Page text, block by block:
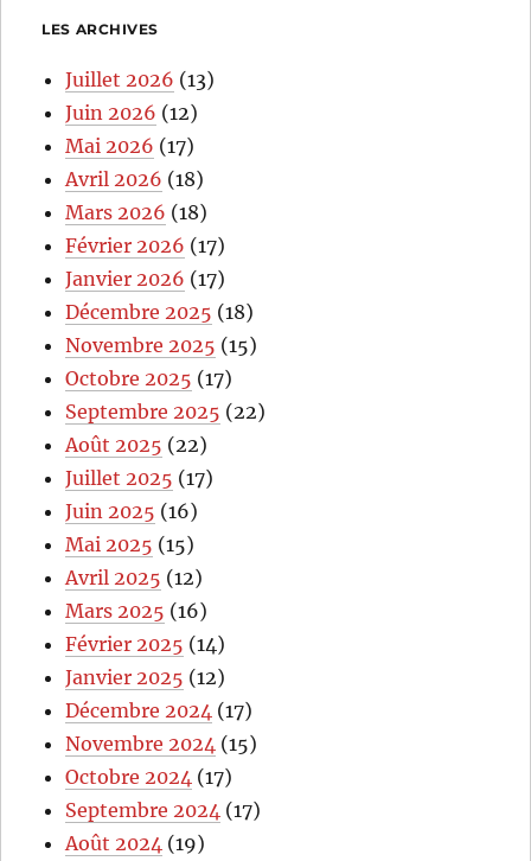
LES ARCHIVES
Juillet 2026 (13)
Juin 2026 (12)
Mai 2026 (17)
Avril 2026 (18)
Mars 2026 (18)
Février 2026 (17)
Janvier 2026 (17)
Décembre 2025 (18)
Novembre 2025 (15)
Octobre 2025 (17)
Septembre 2025 (22)
Août 2025 (22)
Juillet 2025 (17)
Juin 2025 (16)
Mai 2025 (15)
Avril 2025 (12)
Mars 2025 (16)
Février 2025 (14)
Janvier 2025 (12)
Décembre 2024 (17)
Novembre 2024 (15)
Octobre 2024 (17)
Septembre 2024 (17)
Août 2024 (19)